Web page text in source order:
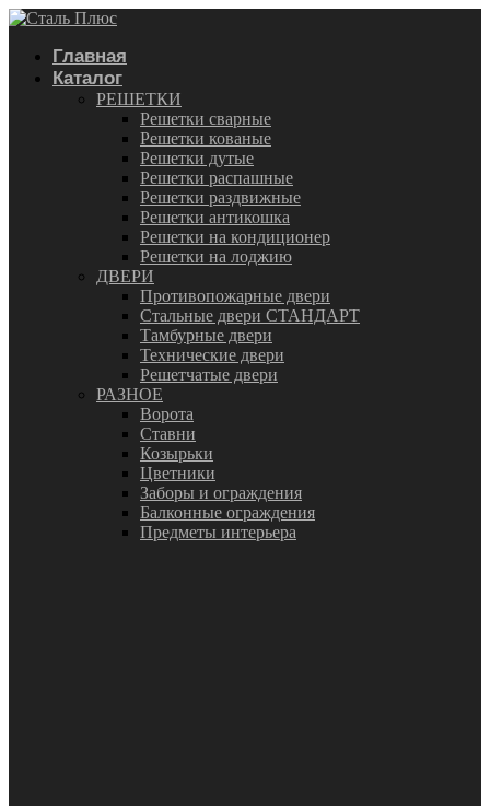
Главная
Каталог
РЕШЕТКИ
Решетки сварные
Решетки кованые
Решетки дутые
Решетки распашные
Решетки раздвижные
Решетки антикошка
Решетки на кондиционер
Решетки на лоджию
ДВЕРИ
Противопожарные двери
Стальные двери СТАНДАРТ
Тамбурные двери
Технические двери
Решетчатые двери
РАЗНОЕ
Ворота
Ставни
Козырьки
Цветники
Заборы и ограждения
Балконные ограждения
Предметы интерьера